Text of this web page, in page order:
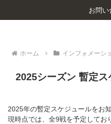
お問い
ホーム インフォメーシ
2025シーズン 暫定ス
2025年の暫定スケジュールをお
現時点では、全9戦を予定してお